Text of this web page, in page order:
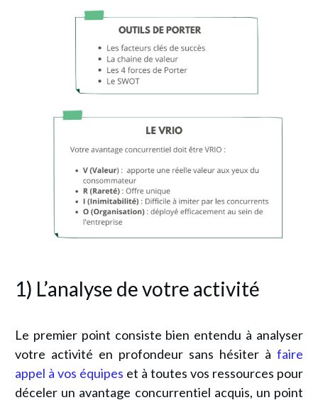
1) L’analyse de votre activité
Le premier point consiste bien entendu à analyser
votre activité en profondeur sans hésiter à faire
appel à vos équipes et à toutes vos ressources pour
déceler un avantage concurrentiel acquis, un point